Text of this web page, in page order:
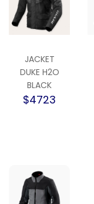
JACKET
DUKE H2O
BLACK
$4723